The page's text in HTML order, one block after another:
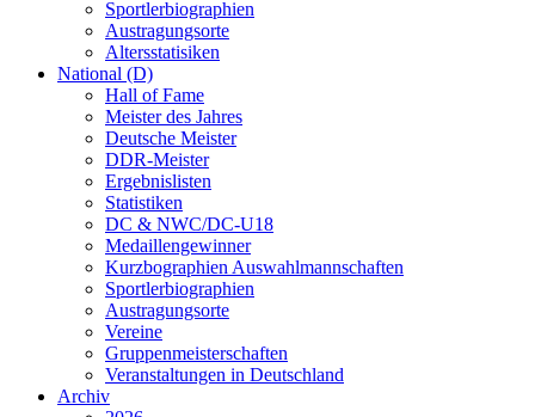
Sportlerbiographien
Austragungsorte
Altersstatisiken
National (D)
Hall of Fame
Meister des Jahres
Deutsche Meister
DDR-Meister
Ergebnislisten
Statistiken
DC & NWC/DC-U18
Medaillengewinner
Kurzbographien Auswahlmannschaften
Sportlerbiographien
Austragungsorte
Vereine
Gruppenmeisterschaften
Veranstaltungen in Deutschland
Archiv